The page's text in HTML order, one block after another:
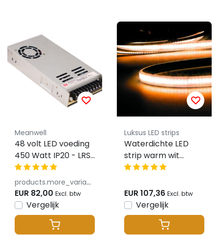
Meanwell
48 volt LED voeding
450 Watt IP20 - LRS-
450-48
products.more_variants_available
EUR 82,00 Excl. btw
Vergelijk
Luksus LED strips
Waterdichte LED
strip warm wit
3000K 8W 700LM
IP68 - 5 meter
EUR 107,36 Excl. btw
Vergelijk